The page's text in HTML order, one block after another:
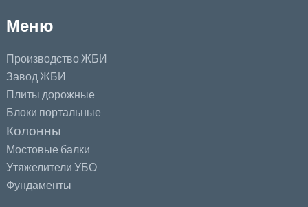
Меню
Производство ЖБИ
Завод ЖБИ
Плиты дорожные
Блоки портальные
Колонны
Мостовые балки
Утяжелители УБО
Фундаменты